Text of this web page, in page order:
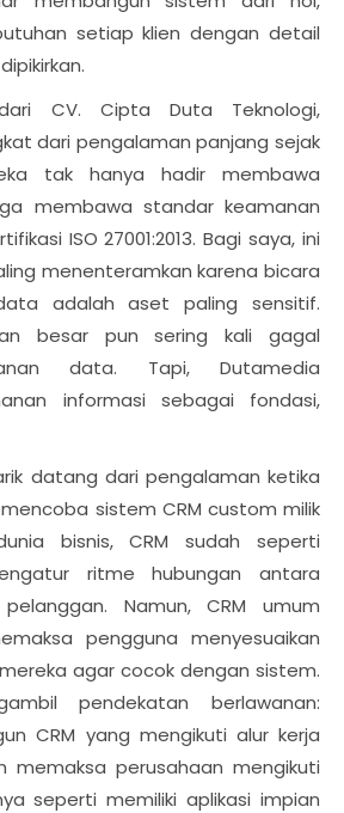
setiap klien dengan detail
CV. Cipta Duta Teknologi,
dari pengalaman panjang sejak
tak hanya hadir membawa
membawa standar keamanan
ISO 27001:2013. Bagi saya, ini
menenteramkan karena bicara
adalah aset paling sensitif.
besar pun sering kali gagal
data. Tapi, Dutamedia
informasi sebagai fondasi,
datang dari pengalaman ketika
sistem CRM custom milik
bisnis, CRM sudah seperti
ritme hubungan antara
Namun, CRM umum
pengguna menyesuaikan
agar cocok dengan sistem.
pendekatan berlawanan:
CRM yang mengikuti alur kerja
memaksa perusahaan mengikuti
seperti memiliki aplikasi impian